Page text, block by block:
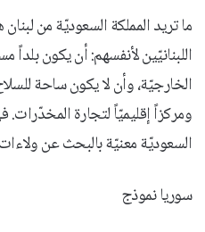
ما تريد المملكة السعوديّة من
اللبنانيّين لأنفسهم: أن يكون بلداً
الخارجيّة، وأن لا يكون ساحة
ومركزاً إقليميّاً لتجارة
السعوديّة معنيّة بالبحث عن
سوريا نموذج